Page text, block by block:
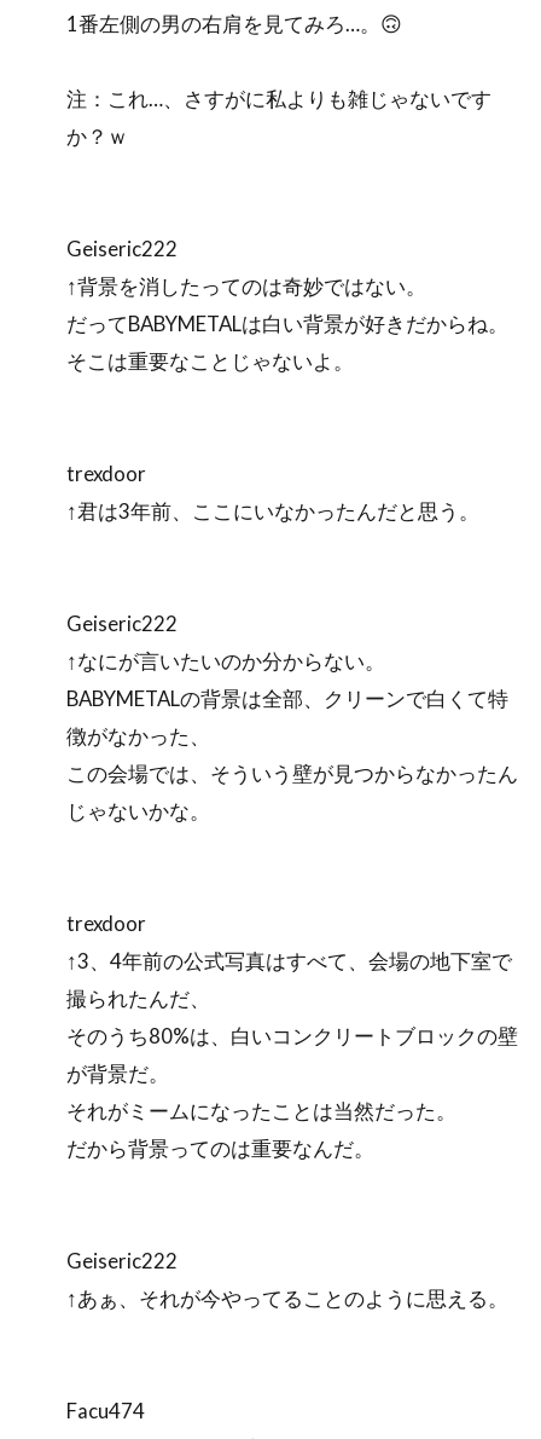
1番左側の男の右肩を見てみろ…。🙃
注：これ…、さすがに私よりも雑じゃないです
か？ｗ
Geiseric222
↑背景を消したってのは奇妙ではない。
だってBABYMETALは白い背景が好きだからね。
そこは重要なことじゃないよ。
trexdoor
↑君は3年前、ここにいなかったんだと思う。
Geiseric222
↑なにが言いたいのか分からない。
BABYMETALの背景は全部、クリーンで白くて特
徴がなかった、
この会場では、そういう壁が見つからなかったん
じゃないかな。
trexdoor
↑3、4年前の公式写真はすべて、会場の地下室で
撮られたんだ、
そのうち80%は、白いコンクリートブロックの壁
が背景だ。
それがミームになったことは当然だった。
だから背景ってのは重要なんだ。
Geiseric222
↑あぁ、それが今やってることのように思える。
Facu474